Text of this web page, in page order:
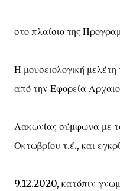
στο πλαίσιο της
Η μουσειολογική
από την Εφορεία
Λακωνίας σύμφωνα με
Οκτωβρίου τ.έ., και
9.12.2020, κατόπιν